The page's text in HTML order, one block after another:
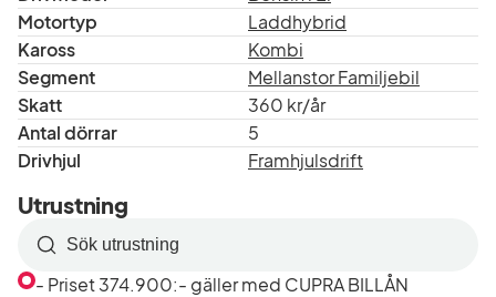
Motortyp
Laddhybrid
Kaross
Kombi
Segment
Mellanstor Familjebil
Skatt
360 kr/år
Antal dörrar
5
Drivhjul
Framhjulsdrift
Utrustning
Sök
efter
- Priset 374.900:- gäller med CUPRA BILLÅN